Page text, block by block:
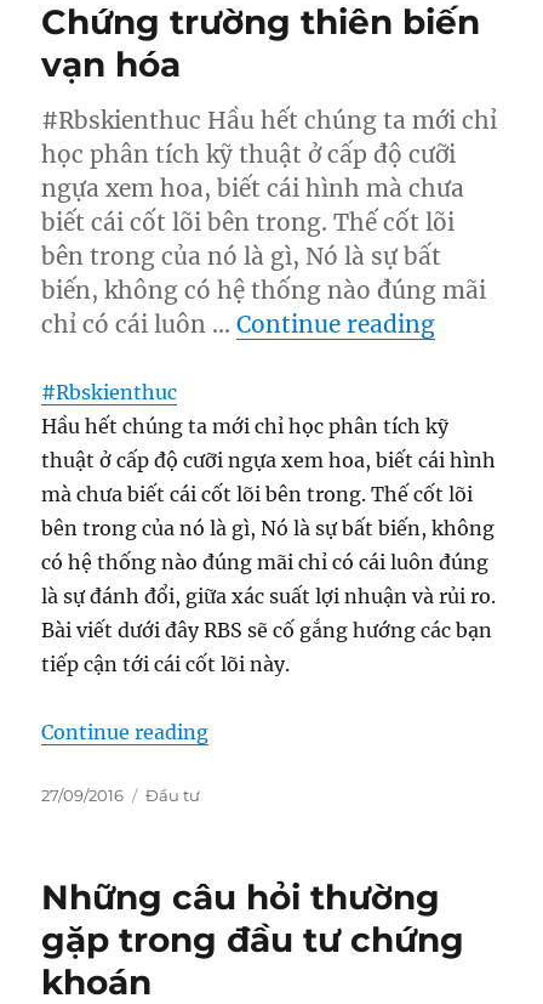
Chứng trường thiên biến
vạn hóa
#Rbskienthuc Hầu hết chúng ta mới chỉ
học phân tích kỹ thuật ở cấp độ cưỡi
ngựa xem hoa, biết cái hình mà chưa
biết cái cốt lõi bên trong. Thế cốt lõi
bên trong của nó là gì, Nó là sự bất
biến, không có hệ thống nào đúng mãi
chỉ có cái luôn …Continue reading“Chứng
#Rbskienthuc
Hầu hết chúng ta mới chỉ học phân tích kỹ
thuật ở cấp độ cưỡi ngựa xem hoa, biết cái hình
mà chưa biết cái cốt lõi bên trong. Thế cốt lõi
bên trong của nó là gì, Nó là sự bất biến, không
có hệ thống nào đúng mãi chỉ có cái luôn đúng
là sự đánh đổi, giữa xác suất lợi nhuận và rủi ro.
Bài viết dưới đây RBS sẽ cố gắng hướng các bạn
tiếp cận tới cái cốt lõi này.
Continue reading“Chứng trường thiên biến vạn
Posted
27/09/2016 Categories
Đầu tư
Những câu hỏi thường
gặp trong đầu tư chứng
khoán